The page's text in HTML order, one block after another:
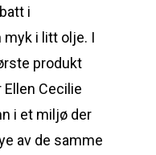
i
myk i litt olje. I
produkt
Ellen Cecilie
i et miljø der
av de samme